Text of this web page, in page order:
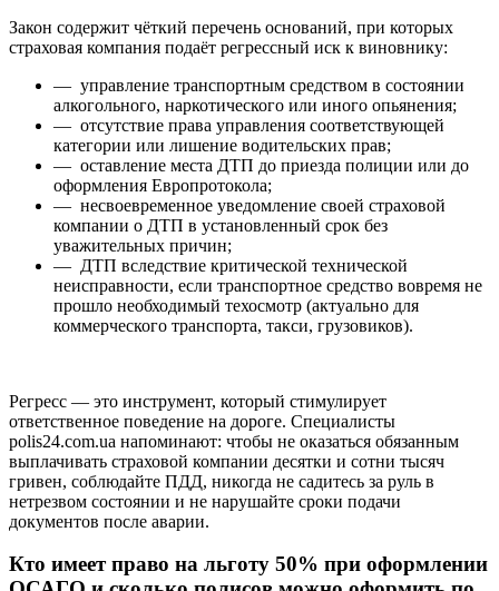
Закон содержит чёткий перечень оснований, при которых
страховая компания подаёт регрессный иск к виновнику:
— управление транспортным средством в состоянии
алкогольного, наркотического или иного опьянения;
— отсутствие права управления соответствующей
категории или лишение водительских прав;
— оставление места ДТП до приезда полиции или до
оформления Европротокола;
— несвоевременное уведомление своей страховой
компании о ДТП в установленный срок без
уважительных причин;
— ДТП вследствие критической технической
неисправности, если транспортное средство вовремя не
прошло необходимый техосмотр (актуально для
коммерческого транспорта, такси, грузовиков).
Регресс — это инструмент, который стимулирует
ответственное поведение на дороге. Специалисты
polis24.com.ua напоминают: чтобы не оказаться обязанным
выплачивать страховой компании десятки и сотни тысяч
гривен, соблюдайте ПДД, никогда не садитесь за руль в
нетрезвом состоянии и не нарушайте сроки подачи
документов после аварии.
Кто имеет право на льготу 50% при оформлении